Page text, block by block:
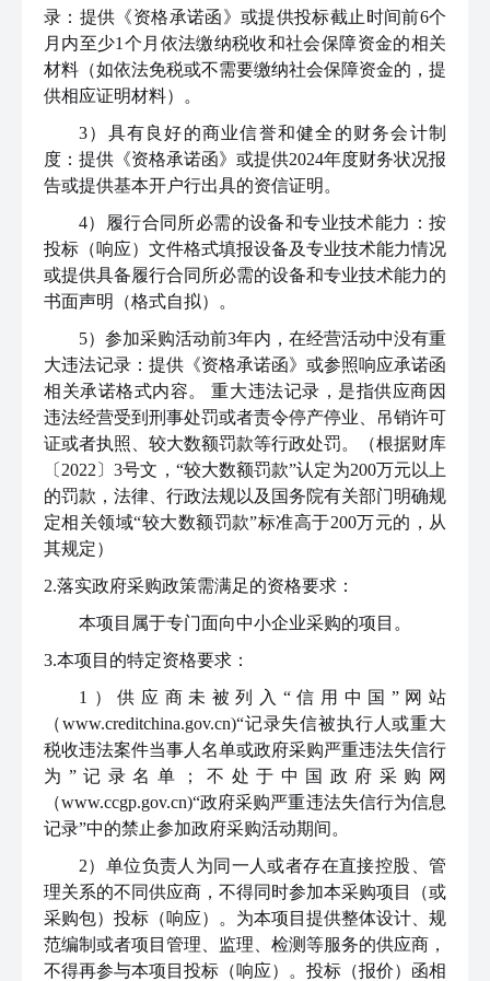
录：提供《资格承诺函》或提供投标截止时间前6个
月内至少1个月依法缴纳税收和社会保障资金的相关
材料（如依法免税或不需要缴纳社会保障资金的，提
供相应证明材料）。
3）具有良好的商业信誉和健全的财务会计制
度：提供《资格承诺函》或提供2024年度财务状况报
告或提供基本开户行出具的资信证明。
4）履行合同所必需的设备和专业技术能力：按
投标（响应）文件格式填报设备及专业技术能力情况
或提供具备履行合同所必需的设备和专业技术能力的
书面声明（格式自拟）。
5）参加采购活动前3年内，在经营活动中没有重
大违法记录：提供《资格承诺函》或参照响应承诺函
相关承诺格式内容。 重大违法记录，是指供应商因
违法经营受到刑事处罚或者责令停产停业、吊销许可
证或者执照、较大数额罚款等行政处罚。（根据财库
〔2022〕3号文，“较大数额罚款”认定为200万元以上
的罚款，法律、行政法规以及国务院有关部门明确规
定相关领域“较大数额罚款”标准高于200万元的，从
其规定）
2.落实政府采购政策需满足的资格要求：
本项目属于专门面向中小企业采购的项目。
3.本项目的特定资格要求：
1）供应商未被列入“信用中国”网站
（www.creditchina.gov.cn)“记录失信被执行人或重大
税收违法案件当事人名单或政府采购严重违法失信行
为”记录名单；不处于中国政府采购网
（www.ccgp.gov.cn)“政府采购严重违法失信行为信息
记录”中的禁止参加政府采购活动期间。
2）单位负责人为同一人或者存在直接控股、管
理关系的不同供应商，不得同时参加本采购项目（或
采购包）投标（响应）。为本项目提供整体设计、规
范编制或者项目管理、监理、检测等服务的供应商，
不得再参与本项目投标（响应）。投标（报价）函相